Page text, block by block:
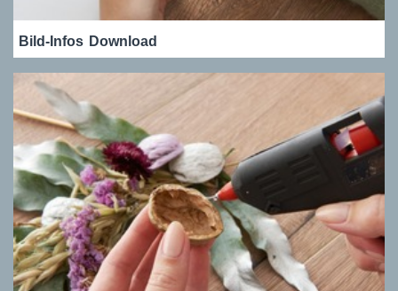
Bild-Infos Download